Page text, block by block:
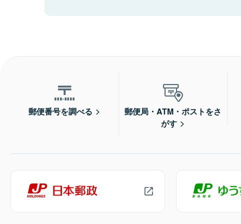
郵便番号を調べる
郵便局・ATM・ポストをさ
がす